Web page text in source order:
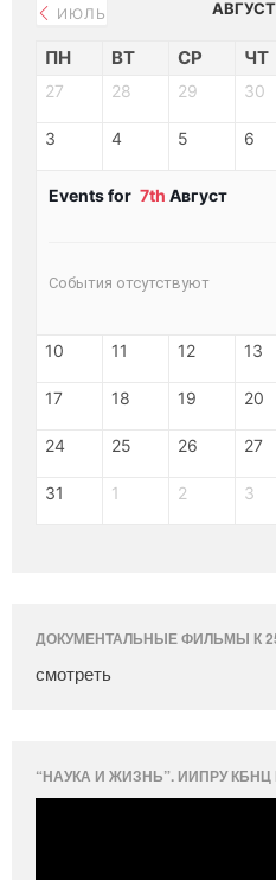
ИЮЛЬ
ПН ВТ СР ЧТ
27 28 29 30
3 4 5 6
Events for 7th Август
События отсутствуют
10 11 12 13
17 18 19 20
24 25 26 27
31 1 2 3
ДОКУМЕНТАЛЬНЫЕ ФИЛЬМЫ К
смотреть
“НАУКА И ЖИЗНЬ”. ИИПРУ